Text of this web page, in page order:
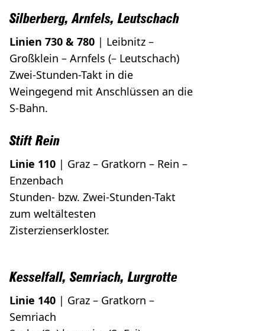
Silberberg, Arnfels, Leutschach
Linien 730 & 780 | Leibnitz –
Großklein – Arnfels (– Leutschach)
Zwei-Stunden-Takt in die
Weingegend mit Anschlüssen an die
S-Bahn.
Stift Rein
Linie 110 | Graz – Gratkorn – Rein –
Enzenbach
Stunden- bzw. Zwei-Stunden-Takt
zum weltältesten
Zisterzienserkloster.
Kesselfall, Semriach, Lurgrotte
Linie 140 | Graz – Gratkorn –
Semriach